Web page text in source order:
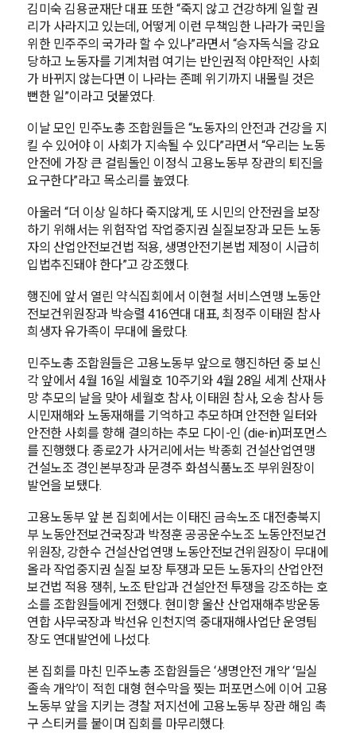
김미숙 김용균재단 대표 또한 “죽지 않고 건강하게 일할 권
리가 사라지고 있는데, 어떻게 이런 무책임한 나라가 국민을
위한 민주주의 국가라 할 수 있나”라면서 “승자독식을 강요
당하고 노동자를 기계처럼 여기는 반인권적 야만적인 사회
가 바뀌지 않는다면 이 나라는 존폐 위기까지 내몰릴 것은
뻔한 일”이라고 덧붙였다.
이날 모인 민주노총 조합원들은 “노동자의 안전과 건강을 지
킬 수 있어야 이 사회가 지속될 수 있다”라면서 “우리는 노동
안전에 가장 큰 걸림돌인 이정식 고용노동부 장관의 퇴진을
요구한다”라고 목소리를 높였다.
아울러 “더 이상 일하다 죽지않게, 또 시민의 안전권을 보장
하기 위해서는 위험작업 작업중지권 실질보장과 모든 노동
자의 산업안전보건법 적용, 생명안전기본법 제정이 시급히
입법추진돼야 한다”고 강조했다.
행진에 앞서 열린 약식집회에서 이현철 서비스연맹 노동안
전보건위원장과 박승렬 416연대 대표, 최정주 이태원 참사
희생자 유가족이 무대에 올랐다.
민주노총 조합원들은 고용노동부 앞으로 행진하던 중 보신
각 앞에서 4월 16일 세월호 10주기와 4월 28일 세계 산재사
망 추모의 날을 맞아 세월호 참사, 이태원 참사, 오송 참사 등
시민재해와 노동재해를 기억하고 추모하며 안전한 일터와
안전한 사회를 향해 결의하는 추모 다이-인 (die-in)퍼포먼스
를 진행했다. 종로2가 사거리에서는 박종회 건설산업연맹
건설노조 경인본부장과 문경주 화섬식품노조 부위원장이
발언을 보탰다.
고용노동부 앞 본 집회에서는 이태진 금속노조 대전충북지
부 노동안전보건국장과 박정훈 공공운수노조 노동안전보건
위원장, 강한수 건설산업연맹 노동안전보건위원장이 무대에
올라 작업중지권 실질 보장 투쟁과 모든 노동자의 산업안전
보건법 적용 쟁취, 노조 탄압과 건설안전 투쟁을 강조하는 호
소를 조합원들에게 전했다. 현미향 울산 산업재해추방운동
연합 사무국장과 박선유 인천지역 중대재해사업단 운영팀
장도 연대발언에 나섰다.
본 집회를 마친 민주노총 조합원들은 ‘생명안전 개악’ ‘밀실
졸속 개악’이 적힌 대형 현수막을 찢는 퍼포먼스에 이어 고용
노동부 앞을 지키는 경찰 저지선에 고용노동부 장관 해임 촉
구 스티커를 붙이며 집회를 마무리했다.